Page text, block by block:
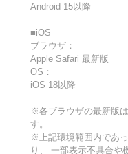
Android 15以降
■iOS
ブラウザ：
Apple Safari 最新版
OS：
iOS 18以降
※各ブラウザの最新版
す。
※上記環境範囲内であ
り、 一部表示不具合や